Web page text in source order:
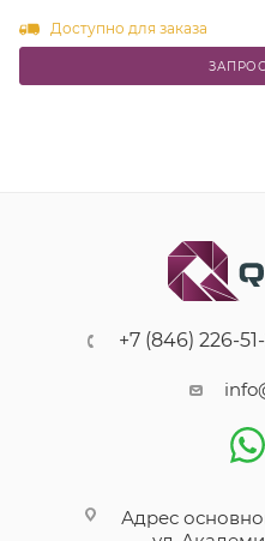
Доступно для заказа
+7 (846) 226-
Адрес